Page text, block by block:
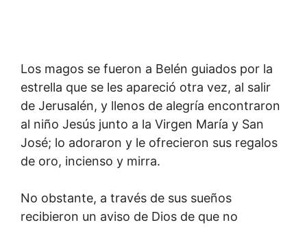
Los magos se fueron a Belén guiados por la
estrella que se les apareció otra vez, al salir
de Jerusalén, y llenos de alegría encontraron
al niño Jesús junto a la Virgen María y San
José; lo adoraron y le ofrecieron sus regalos
de oro, incienso y mirra.
No obstante, a través de sus sueños
recibieron un aviso de Dios de que no